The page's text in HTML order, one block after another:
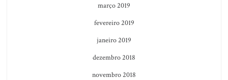
março 2019
fevereiro 2019
janeiro 2019
dezembro 2018
novembro 2018